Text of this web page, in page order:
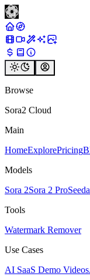
Browse
Sora2 Cloud
Main
HomeExplorePricing
Models
Sora 2Sora 2 Pro
Tools
Watermark Remover
Use Cases
AI SaaS Demo Videos